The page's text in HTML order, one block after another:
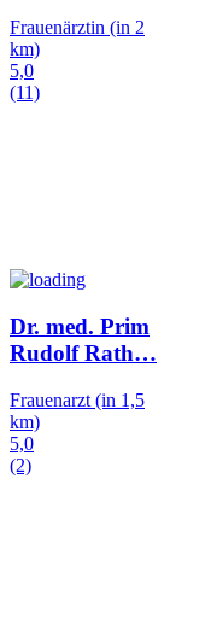
Frauenärztin (in 2
km)
5,0
(11)
Dr. med. Prim
Rudolf Rath…
Frauenarzt (in 1,5
km)
5,0
(2)